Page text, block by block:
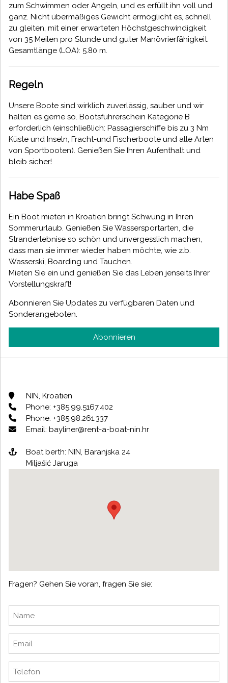
zum Schwimmen oder Angeln, und es erfüllt ihn voll und
ganz. Nicht übermäßiges Gewicht ermöglicht es, schnell
zu gleiten, mit einer erwarteten Höchstgeschwindigkeit
von 35 Meilen pro Stunde und guter Manövrierfähigkeit.
Gesamtlänge (LOA): 5.80 m.
Regeln
Unsere Boote sind wirklich zuverlässig, sauber und wir
halten es gerne so. Bootsführerschein Kategorie B
erforderlich (einschließlich: Passagierschiffe bis zu 3 Nm
Küste und Inseln, Fracht-und Fischerboote und alle Arten
von Sportbooten). Genießen Sie Ihren Aufenthalt und
bleib sicher!
Habe Spaß
Ein Boot mieten in Kroatien bringt Schwung in Ihren
Sommerurlaub. Genießen Sie Wassersportarten, die
Stranderlebnise so schön und unvergesslich machen,
dass man sie immer wieder haben möchte, wie z.b.
Wasserski, Boarding und Tauchen.
Mieten Sie ein und genießen Sie das Leben jenseits Ihrer
Vorstellungskraft!
Abonnieren Sie Updates zu verfügbaren Daten und
Sonderangeboten.
Abonnieren
NIN, Kroatien
Phone: +385.99.5167.402
Phone: +385.98.261.337
Email: bayliner@rent-a-boat-nin.hr
Boat berth: NIN, Baranjska 24
Miljašić Jaruga
Fragen? Gehen Sie voran, fragen Sie sie: